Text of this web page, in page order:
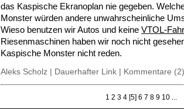
das Kaspische Ekranoplan nie gegeben.
Monster würden andere unwahrscheinliche
Wieso benutzen wir Autos und keine VTOL-
Riesenmaschinen haben wir noch nicht
Kaspische Monster nicht reden.
Aleks Scholz | Dauerhafter Link Kommentare (2)
1 2 3 4 [5] 6 7 8 9 10 ...